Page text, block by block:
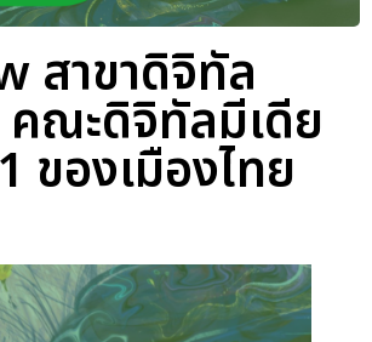
สาขาดิจิทัล
คณะดิจิทัลมีเดีย
ของเมืองไทย